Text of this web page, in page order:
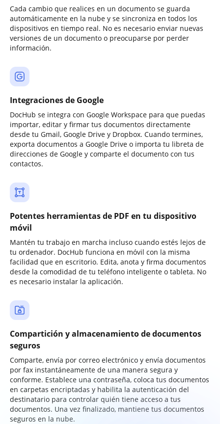
Cada cambio que realices en un documento se guarda
automáticamente en la nube y se sincroniza en todos los
dispositivos en tiempo real. No es necesario enviar nuevas
versiones de un documento o preocuparse por perder
información.
Integraciones de Google
DocHub se integra con Google Workspace para que puedas
importar, editar y firmar tus documentos directamente
desde tu Gmail, Google Drive y Dropbox. Cuando termines,
exporta documentos a Google Drive o importa tu libreta de
direcciones de Google y comparte el documento con tus
contactos.
Potentes herramientas de PDF en tu dispositivo
móvil
Mantén tu trabajo en marcha incluso cuando estés lejos de
tu ordenador. DocHub funciona en móvil con la misma
facilidad que en escritorio. Edita, anota y firma documentos
desde la comodidad de tu teléfono inteligente o tableta. No
es necesario instalar la aplicación.
Compartición y almacenamiento de documentos
seguros
Comparte, envía por correo electrónico y envía documentos
por fax instantáneamente de una manera segura y
conforme. Establece una contraseña, coloca tus documentos
en carpetas encriptadas y habilita la autenticación del
destinatario para controlar quién tiene acceso a tus
documentos. Una vez finalizado, mantiene tus documentos
seguros en la nube.